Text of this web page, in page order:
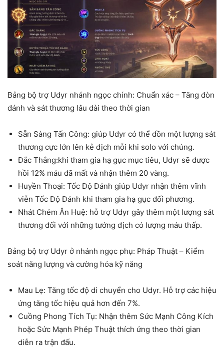
Bảng bộ trợ Udyr nhánh ngọc chính: Chuẩn xác – Tăng đòn
đánh và sát thương lâu dài theo thời gian
Sẵn Sàng Tấn Công: giúp Udyr có thể dồn một lượng sát
thương cực lớn lên kẻ địch mỗi khi solo với chúng.
Đắc Thắng:khi tham gia hạ gục mục tiêu, Udyr sẽ được
hồi 12% máu đã mất và nhận thêm 20 vàng.
Huyền Thoại: Tốc Độ Đánh giúp Udyr nhận thêm vĩnh
viễn Tốc Độ Đánh khi tham gia hạ gục đối phương.
Nhát Chém Ân Huệ: hỗ trợ Udyr gây thêm một lượng sát
thương đối với những tướng địch có lượng máu thấp.
Bảng bộ trợ Udyr ở nhánh ngọc phụ: Pháp Thuật – Kiểm
soát năng lượng và cường hóa kỹ năng
Mau Lẹ: Tăng tốc độ di chuyển cho Udyr. Hỗ trợ các hiệu
ứng tăng tốc hiệu quả hơn đến 7%.
Cuồng Phong Tích Tụ: Nhận thêm Sức Mạnh Công Kích
hoặc Sức Mạnh Phép Thuật thích ứng theo thời gian
diễn ra trận đấu.